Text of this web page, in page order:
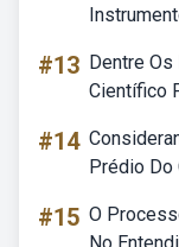
#13 Dentre
Científico
#14
Prédio Do
#15 O